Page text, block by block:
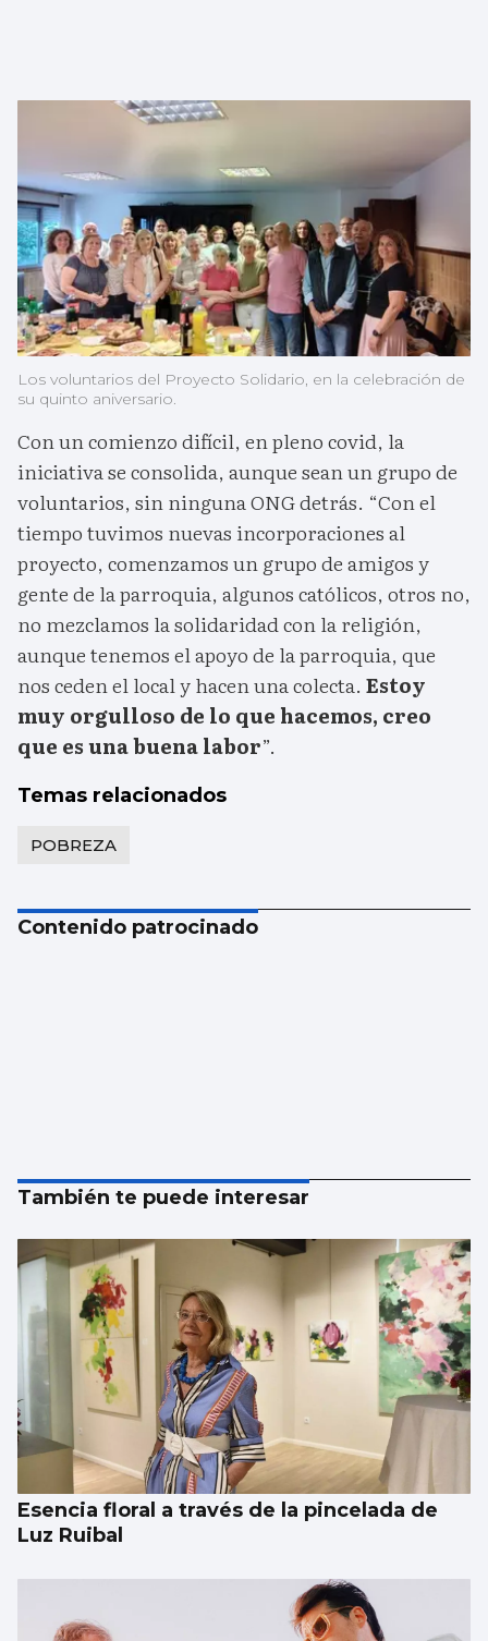
Los voluntarios del Proyecto Solidario, en la celebración de
su quinto aniversario.
Con un comienzo difícil, en pleno covid, la
iniciativa se consolida, aunque sean un grupo de
voluntarios, sin ninguna ONG detrás. “Con el
tiempo tuvimos nuevas incorporaciones al
proyecto, comenzamos un grupo de amigos y
gente de la parroquia, algunos católicos, otros no,
no mezclamos la solidaridad con la religión,
aunque tenemos el apoyo de la parroquia, que
nos ceden el local y hacen una colecta. Estoy
muy orgulloso de lo que hacemos, creo
que es una buena labor”.
Temas relacionados
POBREZA
Contenido patrocinado
También te puede interesar
Esencia floral a través de la pincelada de
Luz Ruibal